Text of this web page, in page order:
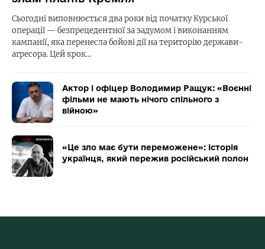
Сьогодні виповнюється два роки від початку Курської
операції — безпрецедентної за задумом і виконанням
кампанії, яка перенесла бойові дії на територію держави-
агресора. Цей крок…
Актор і офіцер Володимир Ращук: «Воєнні
фільми не мають нічого спільного з
війною»
«Це зло має бути переможене»: історія
українця, який пережив російський полон